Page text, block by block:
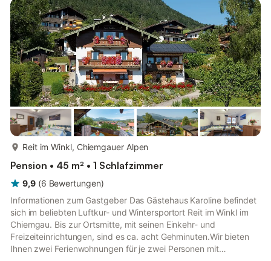
Reit im Winkl, Chiemgauer Alpen
Pension • 45 m² • 1 Schlafzimmer
9,9 (6 Bewertungen)
Informationen zum Gastgeber Das Gästehaus Karoline befindet
sich im beliebten Luftkur- und Wintersportort Reit im Winkl im
Chiemgau. Bis zur Ortsmitte, mit seinen Einkehr- und
Freizeiteinrichtungen, sind es ca. acht Gehminuten.Wir bieten
Ihnen zwei Ferienwohnungen für je zwei Personen mit